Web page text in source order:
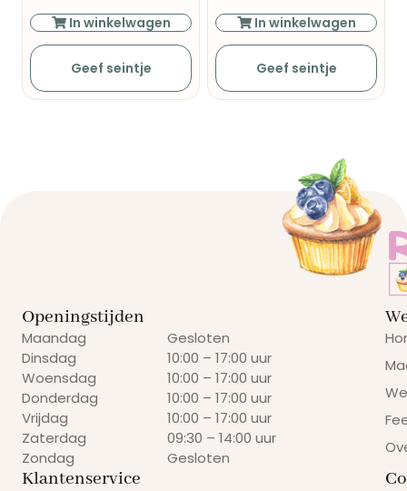
In winkelwagen
Geef seintje
In winkelwagen
Geef seintje
Openingstijden
Maandag
Dinsdag
Woensdag
Donderdag
Vrijdag
Zaterdag
Zondag
Gesloten
10:00 – 17:00 uur
10:00 – 17:00 uur
10:00 – 17:00 uur
10:00 – 17:00 uur
09:30 – 14:00 uur
Gesloten
Klantenservice